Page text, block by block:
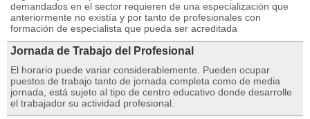
demandados en el sector requieren de una especialización que
anteriormente no existía y por tanto de profesionales con
formación de especialista que pueda ser acreditada
Jornada de Trabajo del Profesional
El horario puede variar considerablemente. Pueden ocupar
puestos de trabajo tanto de jornada completa como de media
jornada, está sujeto al tipo de centro educativo donde desarrolle
el trabajador su actividad profesional.